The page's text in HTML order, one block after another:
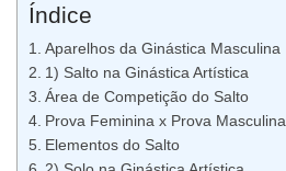
Índice
Aparelhos da Ginástica Masculina
1) Salto na Ginástica Artística
Área de Competição do Salto
Prova Feminina x Prova Masculina
Elementos do Salto